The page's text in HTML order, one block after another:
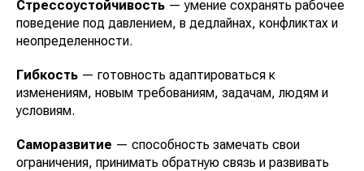
Стрессоустойчивость — умение сохранять рабочее
поведение под давлением, в дедлайнах, конфликтах и
неопределенности.
Гибкость — готовность адаптироваться к
изменениям, новым требованиям, задачам, людям и
условиям.
Саморазвитие — способность замечать свои
ограничения, принимать обратную связь и развивать